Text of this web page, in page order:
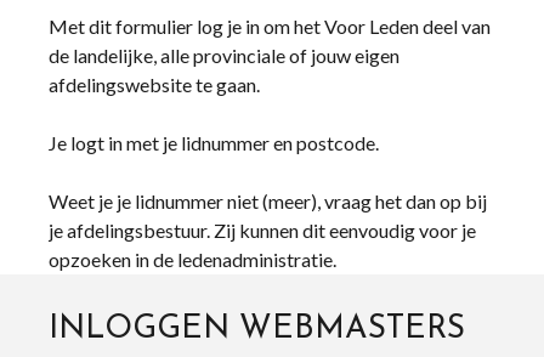
Met dit formulier log je in om het Voor Leden deel van
de landelijke, alle provinciale of jouw eigen
afdelingswebsite te gaan.
Je logt in met je lidnummer en postcode.
Weet je je lidnummer niet (meer), vraag het dan op bij
je afdelingsbestuur. Zij kunnen dit eenvoudig voor je
opzoeken in de ledenadministratie.
INLOGGEN WEBMASTERS